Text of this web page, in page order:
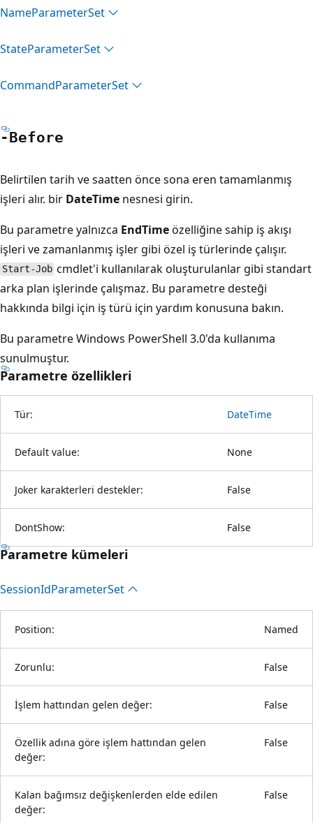
NameParameterSet
StateParameterSet
CommandParameterSet
-Before
Belirtilen tarih ve saatten önce sona eren tamamlanmış
işleri alır. bir DateTime nesnesi girin.
Bu parametre yalnızca EndTimeözelliğine sahip iş akışı
işleri ve zamanlanmış işler gibi özel iş türlerinde çalışır.
Start-Job cmdlet'i kullanılarak oluşturulanlar gibi standart
arka plan işlerinde çalışmaz. Bu parametre desteği
hakkında bilgi için iş türü için yardım konusuna bakın.
Bu parametre Windows PowerShell 3.0'da kullanıma
sunulmuştur.
Parametre özellikleri
Tür: DateTime
Default value: None
Joker karakterleri destekler: False
DontShow: False
Parametre kümeleri
SessionIdParameterSet
Position: Named
Zorunlu: False
İşlem hattından gelen değer: False
Özellik adına göre işlem hattından gelen
değer:
False
Kalan bağımsız değişkenlerden elde edilen
değer:
False